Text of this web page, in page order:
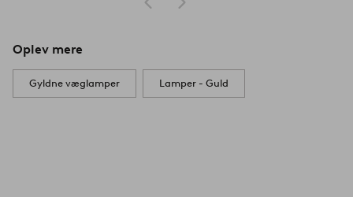
Oplev mere
Gyldne væglamper Lamper - Guld